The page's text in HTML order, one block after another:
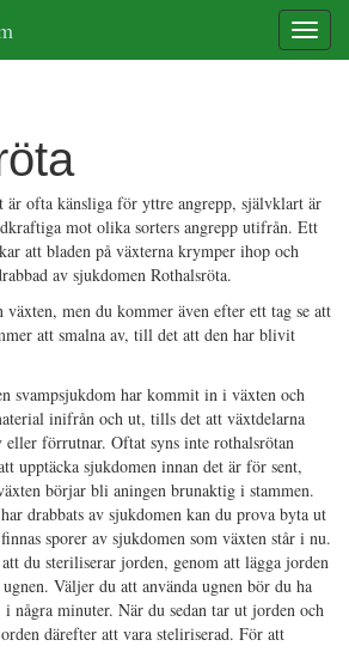
är ofta känsliga för yttre angrepp, självklart är
mot olika sorters angrepp utifrån. Ett
att bladen på växterna krymper ihop och
av sjukdomen Rothalsröta.
men du kommer även efter ett tag se att
att smalna av, till det att den har blivit
svampsjukdom har kommit in i växten och
inifrån och ut, tills det att växtdelarna
eller förrutnar. Oftat syns inte rothalsrötan
upptäcka sjukdomen innan det är för sent,
börjar bli aningen brunaktig i stammen.
drabbats av sjukdomen kan du prova byta ut
sporer av sjukdomen som växten står i nu.
du steriliserar jorden, genom att lägga jorden
Väljer du att använda ugnen bör du ha
i några minuter. När du sedan tar ut jorden och
därefter att vara steliriserad. För att